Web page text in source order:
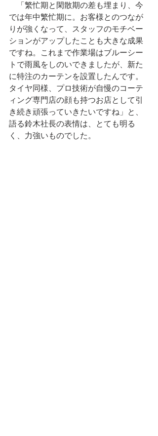
「繁忙期と閑散期の差も埋まり、今
では年中繁忙期に。お客様とのつなが
りが強くなって、スタッフのモチベー
ションがアップしたことも大きな成果
ですね。これまで作業場はブルーシー
トで雨風をしのいできましたが、新た
に特注のカーテンを設置したんです。
タイヤ同様、プロ技術が自慢のコーテ
ィング専門店の顔も持つお店として引
き続き頑張っていきたいですね」と、
語る鈴木社長の表情は、とても明る
く、力強いものでした。